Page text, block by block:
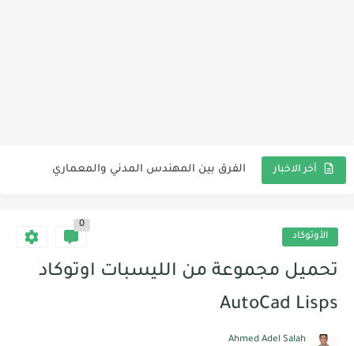
أخر الاخبار الفرق بين المهندس المدني والمعماري
تحميل برنامج ساب 2000 نسخة SAP2000 V 22.0.0 X64 الأوتوكاد
0
تحميل مجموعة من الليسبات اوتوكاد
AutoCad Lisps
Ahmed Adel Salah